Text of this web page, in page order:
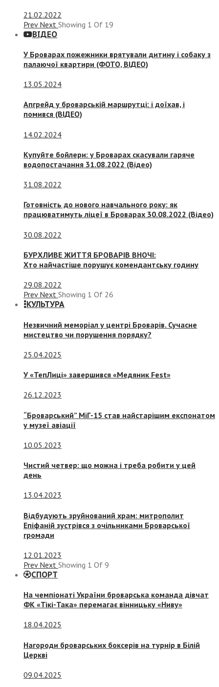
21.02.2022
Prev Next Showing 1 Of 19
ВІДЕО
У Броварах пожежники врятували дитину і собаку з
палаючої квартири (ФОТО, ВІДЕО)
13.05.2024
Апгрейд у броварській маршрутці: і доїхав, і
помився (ВІДЕО)
14.02.2024
Купуйте бойлери: у Броварах скасували гаряче
водопостачання 31.08.2022 (Відео)
31.08.2022
Готовність до нового навчального року: як
працюватимуть ліцеї в Броварах 30.08.2022 (Відео)
30.08.2022
БУРХЛИВЕ ЖИТТЯ БРОВАРІВ ВНОЧІ:
Хто найчастіше порушує комендантську годину
29.08.2022
Prev Next Showing 1 Of 26
КУЛЬТУРА
Незвичний меморіал у центрі Броварів. Сучасне
мистецтво чи порушення порядку?
25.04.2025
У «ТепЛиці» завершився «Медяник Fest»
26.12.2023
“Броварський” МіГ-15 став найстарішим експонатом
у музеї авіації
10.05.2023
Чистий четвер: що можна і треба робити у цей
день
13.04.2023
Відбудують зруйнований храм: митрополит
Епіфаній зустрівся з очільниками Броварської
громади
12.01.2023
Prev Next Showing 1 Of 9
СПОРТ
На чемпіонаті України броварська команда дівчат
ФК «Тікі-Така» перемагає вінницьку «Ниву»
18.04.2025
Нагороди броварських боксерів на турнір в Білій
Церкві
09.04.2025